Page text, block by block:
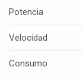
Potencia
Velocidad
Consumo